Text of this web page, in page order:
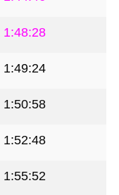
1:48:28
1:49:24
1:50:58
1:52:48
1:55:52